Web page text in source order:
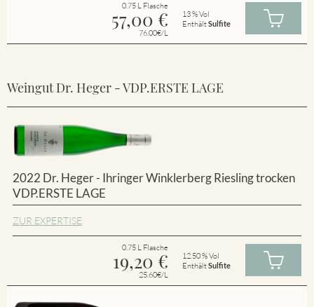
0.75 L Flasche
57,00 €
76.00€/L
13 % Vol
EnthältSulfite
Weingut Dr. Heger - VDP.ERSTE LAGE
2022 Dr. Heger - Ihringer Winklerberg Riesling trocken
VDP.ERSTE LAGE
ZUR EXPERTISE
0.75 L Flasche
19,20 €
25.60€/L
12.50 % Vol
EnthältSulfite